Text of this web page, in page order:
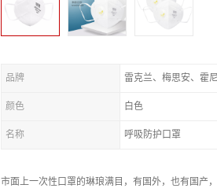
品牌 雷克兰、梅思安、霍
颜色 白色
名称 呼吸防护口罩
市面上一次性口罩的琳琅满目，有国外，也有国产